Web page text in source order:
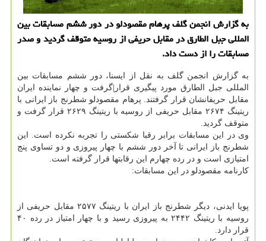
به گزارش انجمن گلف پرهام مقصودلو در دور ششم مسابقات بین
المللی جبل الطارق در مقابل حریفی از روسیه متوقف گردید و صدر
مسابقات را از دست داد.
به گزارش انجمن گلف به نقل از ایسنا، دور ششم مسابقات بین
المللی جبل الطارق مورد پیگیری قرار|گرفت و چهار نماینده ایران
مقابل حریفانشان قرار گرفتند. پرهام مقصودلو شطرنج باز ایرانی با
ریتینگ ۲۶۷۴ مقابل حریفی از روسیه با ریتینگ ۲۶۲۹ قرار گرفت و
متوقف گردید.
وی در این مسابقات برابر رقبا شكستی را تجربه نكرده است. این
شطرنج باز ایرانی تا آخر دور ششم با چهار پیروزی و دو تساوی پنج
امتیازی است و در رده چهارم این رقابتها قرار گرفته است.
كارنامه مقصودلو در این مسابقات:
پویا ایدنی، دیگر شطرنج باز ایران با ریتینگ ۲۵۷۷ مقابل حریفی از
روسیه با ریتینگ ۲۴۴۲ به پیروزی رسید و با چهار امتیاز در رده ۴۰
قرار دارد.